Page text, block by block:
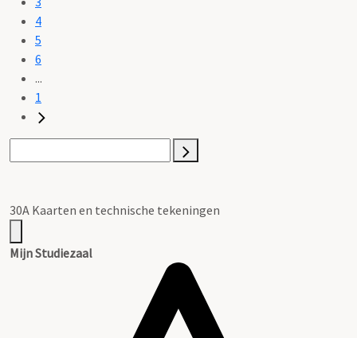
4
5
6
...
1
30A Kaarten en technische tekeningen
Mijn Studiezaal